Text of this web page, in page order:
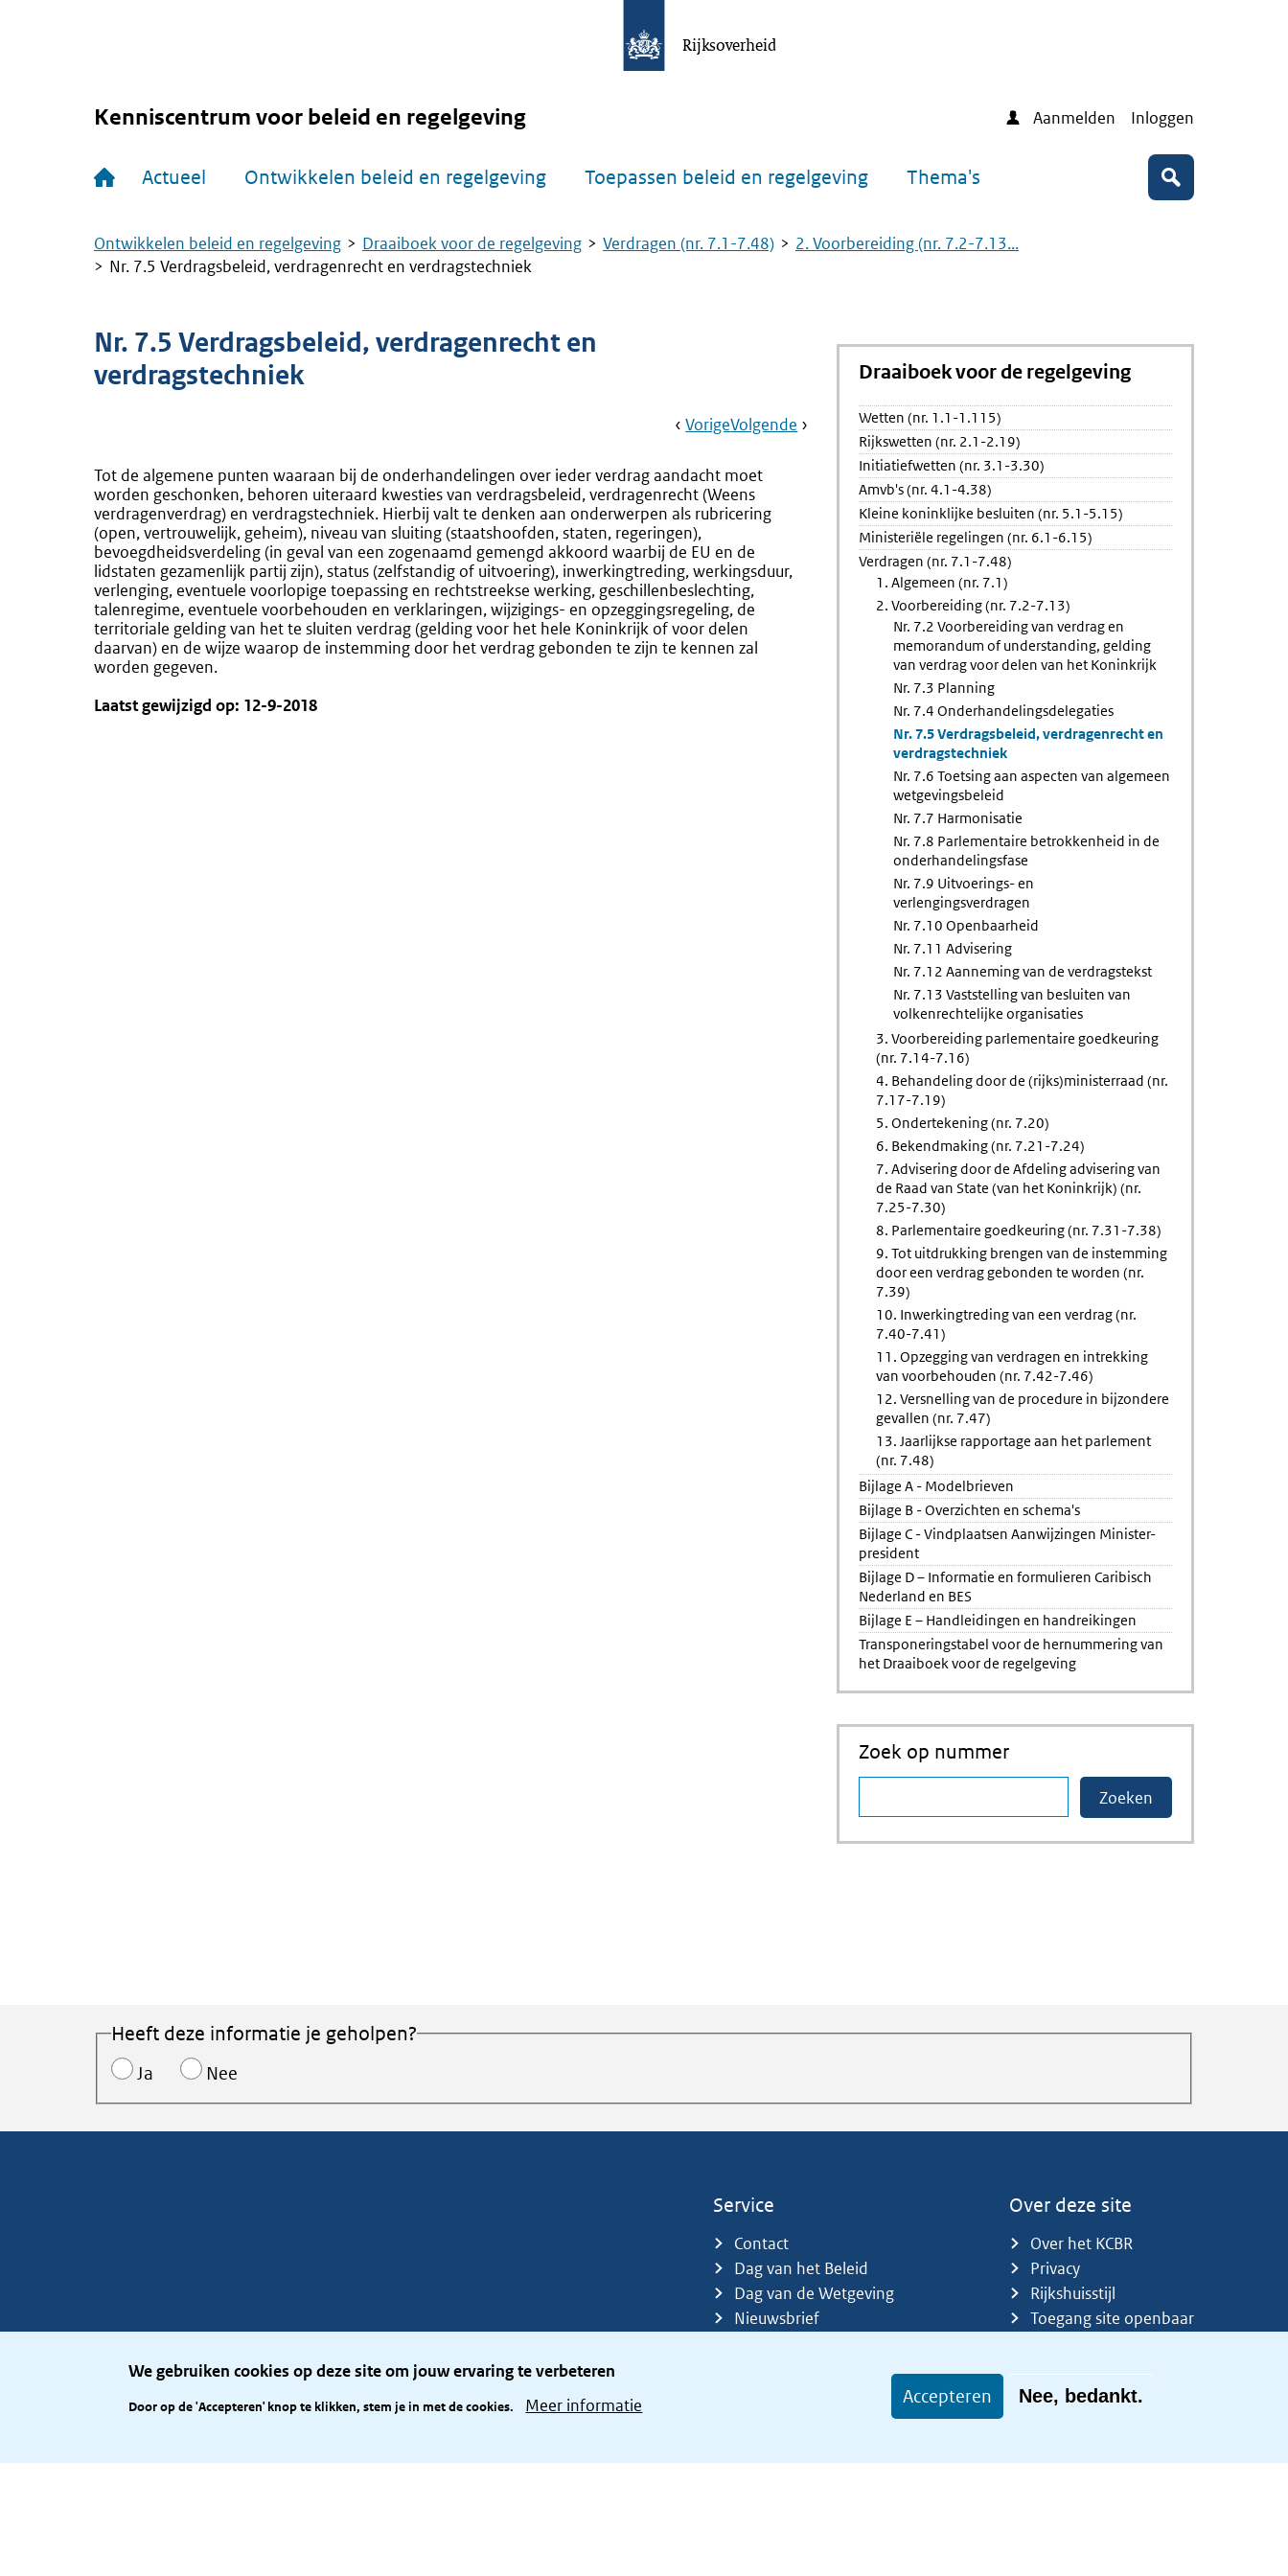
We gebruiken cookies op deze site om jouw ervaring te verbeteren
Door op de 'Accepteren' knop te klikken, stem je in met de cookies. Meer informatie Accepteren Nee, bedankt.
Rijksoverheid
Kenniscentrum voor beleid en regelgeving Aanmelden Inloggen
Actueel Ontwikkelen beleid en regelgeving Toepassen beleid en regelgeving Thema's Zoeken
Kruimelpad
Ontwikkelen beleid en regelgeving Draaiboek voor de regelgeving Verdragen (nr. 7.1-7.48)
2. Voorbereiding (nr. 7.2-7.13...
Nr. 7.5 Verdragsbeleid, verdragenrecht en verdragstechniek
Nr. 7.5 Verdragsbeleid, verdragenrecht en
verdragstechniek
Book
Ga
VorigePagina:
Onderhandelingsdelegaties
Ga
Volgende Pagina:
Aspecten
Algemeen
Wetgevingsbeleid
Tot de algemene punten waaraan bij de onderhandelingen over ieder verdrag aandacht moet
worden geschonken, behoren uiteraard kwesties van verdragsbeleid, verdragenrecht (Weens
verdragenverdrag) en verdragstechniek. Hierbij valt te denken aan onderwerpen als rubricering
(open, vertrouwelijk, geheim), niveau van sluiting (staatshoofden, staten, regeringen),
bevoegdheidsverdeling (in geval van een zogenaamd gemengd akkoord waarbij de EU en de
lidstaten gezamenlijk partij zijn), status (zelfstandig of uitvoering), inwerkingtreding, werkingsduur,
verlenging, eventuele voorlopige toepassing en rechtstreekse werking, geschillenbeslechting,
talenregime, eventuele voorbehouden en verklaringen, wijzigings- en opzeggingsregeling, de
territoriale gelding van het te sluiten verdrag (gelding voor het hele Koninkrijk of voor delen
daarvan) en de wijze waarop de instemming door het verdrag gebonden te zijn te kennen zal
worden gegeven.
Laatst gewijzigd op: 12-9-2018
Draaiboek voor de regelgeving
Wetten (nr. 1.1-1.115)
Rijkswetten (nr. 2.1-2.19)
Initiatiefwetten (nr. 3.1-3.30)
Amvb's (nr. 4.1-4.38)
Kleine koninklijke besluiten (nr. 5.1-5.15)
Ministeriële regelingen (nr. 6.1-6.15)
Verdragen (nr. 7.1-7.48)
1. Algemeen (nr. 7.1)
2. Voorbereiding (nr. 7.2-7.13)
Nr. 7.2 Voorbereiding van verdrag en
memorandum of understanding, gelding
van verdrag voor delen van het Koninkrijk
Nr. 7.3 Planning
Nr. 7.4 Onderhandelingsdelegaties
Nr. 7.5 Verdragsbeleid, verdragenrecht en
verdragstechniek
Nr. 7.6 Toetsing aan aspecten van algemeen
wetgevingsbeleid
Nr. 7.7 Harmonisatie
Nr. 7.8 Parlementaire betrokkenheid in de
onderhandelingsfase
Nr. 7.9 Uitvoerings- en
verlengingsverdragen
Nr. 7.10 Openbaarheid
Nr. 7.11 Advisering
Nr. 7.12 Aanneming van de verdragstekst
Nr. 7.13 Vaststelling van besluiten van
volkenrechtelijke organisaties
3. Voorbereiding parlementaire goedkeuring
(nr. 7.14-7.16)
4. Behandeling door de (rijks)ministerraad (nr.
7.17-7.19)
5. Ondertekening (nr. 7.20)
6. Bekendmaking (nr. 7.21-7.24)
7. Advisering door de Afdeling advisering van
de Raad van State (van het Koninkrijk) (nr.
7.25-7.30)
8. Parlementaire goedkeuring (nr. 7.31-7.38)
9. Tot uitdrukking brengen van de instemming
door een verdrag gebonden te worden (nr.
7.39)
10. Inwerkingtreding van een verdrag (nr.
7.40-7.41)
11. Opzegging van verdragen en intrekking
van voorbehouden (nr. 7.42-7.46)
12. Versnelling van de procedure in bijzondere
gevallen (nr. 7.47)
13. Jaarlijkse rapportage aan het parlement
(nr. 7.48)
Bijlage A - Modelbrieven
Bijlage B - Overzichten en schema's
Bijlage C - Vindplaatsen Aanwijzingen Minister-
president
Bijlage D – Informatie en formulieren Caribisch
Nederland en BES
Bijlage E – Handleidingen en handreikingen
Transponeringstabel voor de hernummering van
het Draaiboek voor de regelgeving
Zoek op nummer
Heeft deze informatie je geholpen?
Ja Nee
Service
Contact
Dag van het Beleid
Dag van de Wetgeving
Nieuwsbrief
Over deze site
Over het KCBR
Privacy
Rijkshuisstijl
Toegang site openbaar